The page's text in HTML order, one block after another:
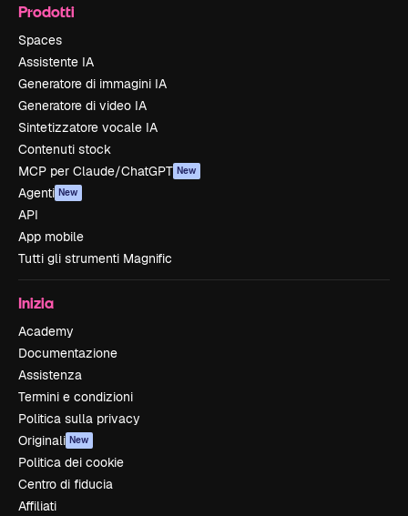
Prodotti
Spaces
Assistente IA
Generatore di immagini IA
Generatore di video IA
Sintetizzatore vocale IA
Contenuti stock
MCP per Claude/ChatGPT New
Agenti New
API
App mobile
Tutti gli strumenti Magnific
Inizia
Academy
Documentazione
Assistenza
Termini e condizioni
Politica sulla privacy
Originali New
Politica dei cookie
Centro di fiducia
Affiliati